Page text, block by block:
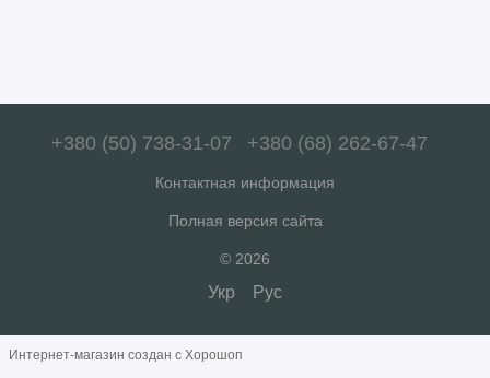
+380 (50) 738-31-07 +380 (68) 262-67-47
Контактная информация
Полная версия сайта
© 2026
Укр Рус
Интернет-магазин создан с Хорошоп